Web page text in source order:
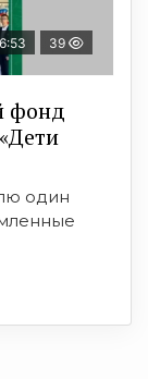
39
фонд
один